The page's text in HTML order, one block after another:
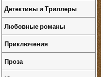
Детективы и Триллеры
Любовные романы
Приключения
Проза